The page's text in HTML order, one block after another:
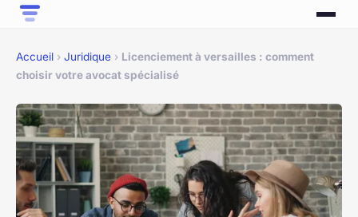
Accueil › Juridique › Licenciement à versailles : comment
choisir votre avocat spécialisé